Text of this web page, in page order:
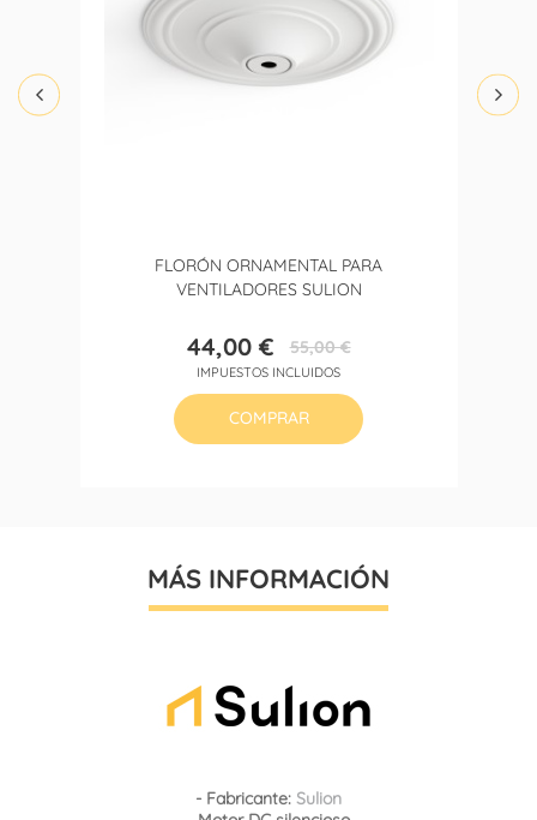
FLORÓN ORNAMENTAL PARA
VENTILADORES SULION
Precio
44,00 €Precio
base
55,00 €
IMPUESTOS INCLUIDOS
COMPRAR
MÁS INFORMACIÓN
- Fabricante: Sulion